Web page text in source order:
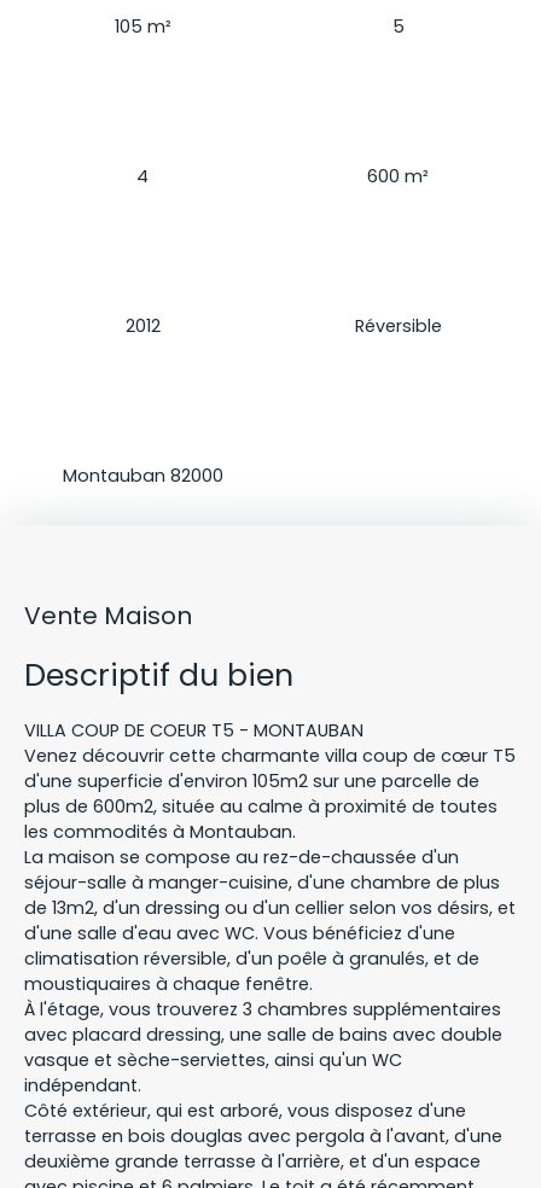
105 m²
5
4
600m²
2012
Réversible
Montauban 82000
Vente Maison
Descriptif du bien
VILLA COUP DE COEUR T5 - MONTAUBAN
Venez découvrir cette charmante villa coup de cœur T5
d'une superficie d'environ 105m2 sur une parcelle de
plus de 600m2, située au calme à proximité de toutes
les commodités à Montauban.
La maison se compose au rez-de-chaussée d'un
séjour-salle à manger-cuisine, d'une chambre de plus
de 13m2, d'un dressing ou d'un cellier selon vos désirs, et
d'une salle d'eau avec WC. Vous bénéficiez d'une
climatisation réversible, d'un poêle à granulés, et de
moustiquaires à chaque fenêtre.
À l'étage, vous trouverez 3 chambres supplémentaires
avec placard dressing, une salle de bains avec double
vasque et sèche-serviettes, ainsi qu'un WC
indépendant.
Côté extérieur, qui est arboré, vous disposez d'une
terrasse en bois douglas avec pergola à l'avant, d'une
deuxième grande terrasse à l'arrière, et d'un espace